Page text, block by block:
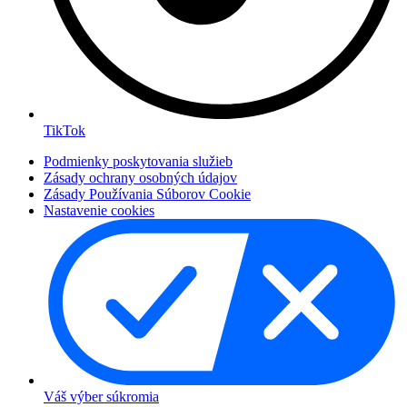
TikTok
Podmienky poskytovania služieb
Zásady ochrany osobných údajov
Zásady Používania Súborov Cookie
Nastavenie cookies
Váš výber súkromia